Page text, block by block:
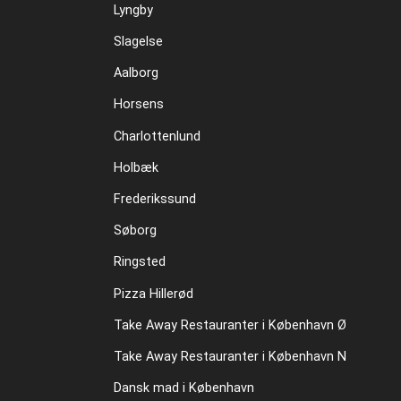
Lyngby
Slagelse
Aalborg
Horsens
Charlottenlund
Holbæk
Frederikssund
Søborg
Ringsted
Pizza Hillerød
Take Away Restauranter i København Ø
Take Away Restauranter i København N
Dansk mad i København